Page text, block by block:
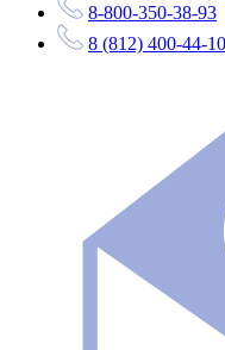
8-800-350-38-93
8 (812) 400-44-10